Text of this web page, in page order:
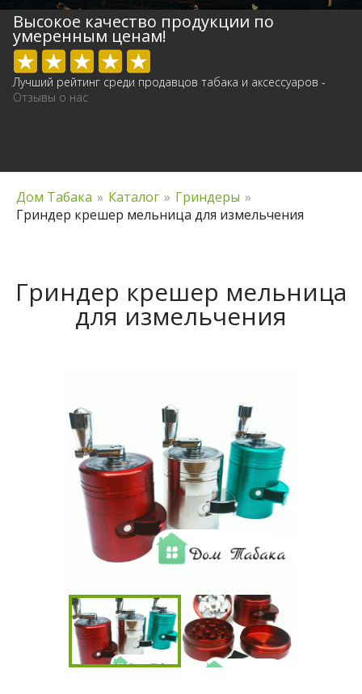
Высокое качество продукции по
умеренным ценам!
Лучший рейтинг среди продавцов табака и аксессуаров -
Отзывы о нас
Дом Табака » Каталог » Гриндеры »
Гриндер крешер мельница для измельчения
Гриндер крешер мельница
для измельчения